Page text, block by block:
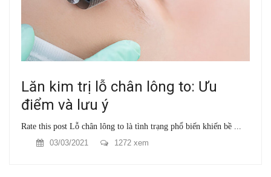
Lăn kim trị lỗ chân lông to: Ưu
điểm và lưu ý
Rate this post Lỗ chân lông to là tình trạng phổ biến khiến bề ...
03/03/2021
1272 xem